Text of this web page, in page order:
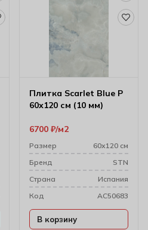
Плитка Scarlet Blue P
60х120 см (10 мм)
6700 ₽ м2
Размер
60х120 см
Бренд
STN
Cтрана
Испания
Код
AC50683
В корзину